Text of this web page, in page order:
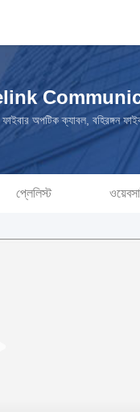
অপটিক ক্যাবল, বহিরঙ্গন
প্লেলিস্ট